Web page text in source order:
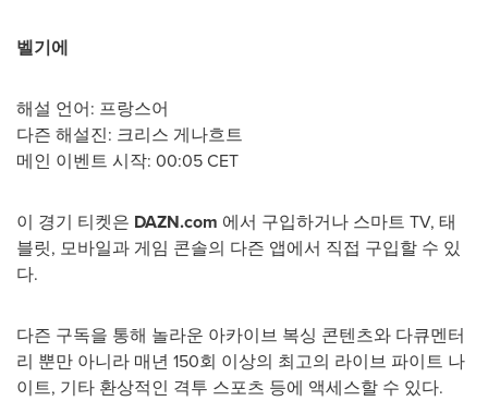
벨기에
해설 언어: 프랑스어
다즌 해설진: 크리스 게나흐트
메인 이벤트 시작: 00:05 CET
이 경기 티켓은 DAZN.com 에서 구입하거나 스마트 TV, 태
블릿, 모바일과 게임 콘솔의 다즌 앱에서 직접 구입할 수 있
다.
다즌 구독을 통해 놀라운 아카이브 복싱 콘텐츠와 다큐멘터
리 뿐만 아니라 매년 150회 이상의 최고의 라이브 파이트 나
이트, 기타 환상적인 격투 스포츠 등에 액세스할 수 있다.